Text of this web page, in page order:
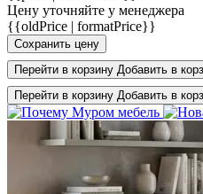
Цену уточняйте у менеджера
{{oldPrice | formatPrice}}
Сохранить цену
Перейти в корзину Добавить в
Перейти в корзину Добавить в